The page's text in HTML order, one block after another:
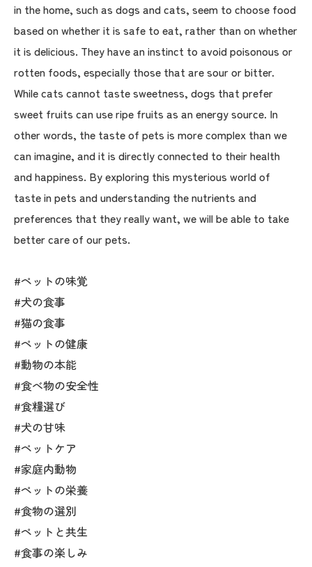
in the home, such as dogs and cats, seem to choose food
based on whether it is safe to eat, rather than on whether
it is delicious. They have an instinct to avoid poisonous or
rotten foods, especially those that are sour or bitter.
While cats cannot taste sweetness, dogs that prefer
sweet fruits can use ripe fruits as an energy source. In
other words, the taste of pets is more complex than we
can imagine, and it is directly connected to their health
and happiness. By exploring this mysterious world of
taste in pets and understanding the nutrients and
preferences that they really want, we will be able to take
better care of our pets.
#ペットの味覚
#犬の食事
#猫の食事
#ペットの健康
#動物の本能
#食べ物の安全性
#食糧選び
#犬の甘味
#ペットケア
#家庭内動物
#ペットの栄養
#食物の選別
#ペットと共生
#食事の楽しみ